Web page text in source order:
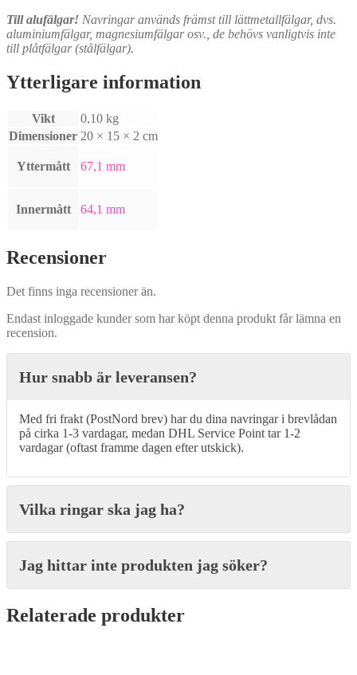
Till alufälgar! Navringar används främst till lättmetallfälgar, dvs.
aluminiumfälgar, magnesiumfälgar osv., de behövs vanligtvis inte
till plåtfälgar (stålfälgar).
Ytterligare information
Vikt
0,10 kg
Dimensioner 20 × 15 × 2 cm
Yttermått 67,1 mm
Innermått 64,1 mm
Recensioner
Det finns inga recensioner än.
Endast inloggade kunder som har köpt denna produkt får lämna en
recension.
Hur snabb är leveransen?
Med fri frakt (PostNord brev) har du dina navringar i brevlådan
på cirka 1-3 vardagar, medan DHL Service Point tar 1-2
vardagar (oftast framme dagen efter utskick).
Vilka ringar ska jag ha?
Jag hittar inte produkten jag söker?
Relaterade produkter